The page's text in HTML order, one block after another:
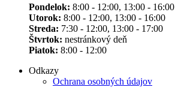
Pondelok: 8:00 - 12:00, 13:00 - 16:00
Utorok: 8:00 - 12:00, 13:00 - 16:00
Streda: 7:30 - 12:00, 13:00 - 17:00
Štvrtok: nestránkový deň
Piatok: 8:00 - 12:00
Odkazy
Ochrana osobných údajov